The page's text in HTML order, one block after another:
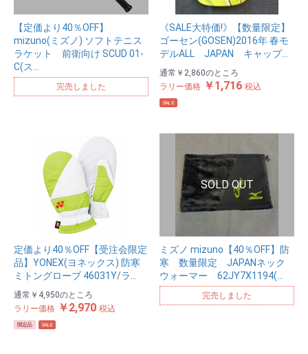
【定価より40％OFF】
mizuno(ミズノ) ソフトテニス
ラケット 前衛向け SCUD 01-
C(ス…
完売しました
《SALE大特価!》【数量限定】
ゴーセン(GOSEN)2016年 春モ
デルALL JAPAN キャップ…
通常 ￥2,860のところ
ラリー価格 ￥1,716 税込
SALE
定価より40％OFF【受注会限定
品】YONEX(ヨネックス) 防寒
ミトングローブ 46031Y/ラ…
通常 ￥4,950のところ
ラリー価格 ￥2,970 税込
限定品 SALE
ミズノ mizuno【40％OFF】防
寒 数量限定 JAPANネック
ウォーマー 62JY7X1194(…
完売しました